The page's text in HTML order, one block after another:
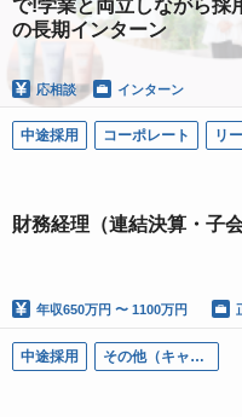
で!学業と両立しながら採
の長期インターン
応相談 インターン
中途採用 コーポレート リ
財務経理（連結決算・子
年収650万円 〜 1100万円
中途採用 その他（キャリア登録）